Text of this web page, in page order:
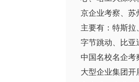
京企业考察、苏
主要有：特斯
字节跳动、比亚
中国名校名企
大型企业集团